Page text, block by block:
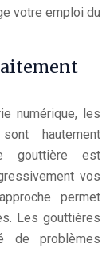
votre emploi du
numérique, les
hautement
gouttière est
vos
permet
Les gouttières
de problèmes